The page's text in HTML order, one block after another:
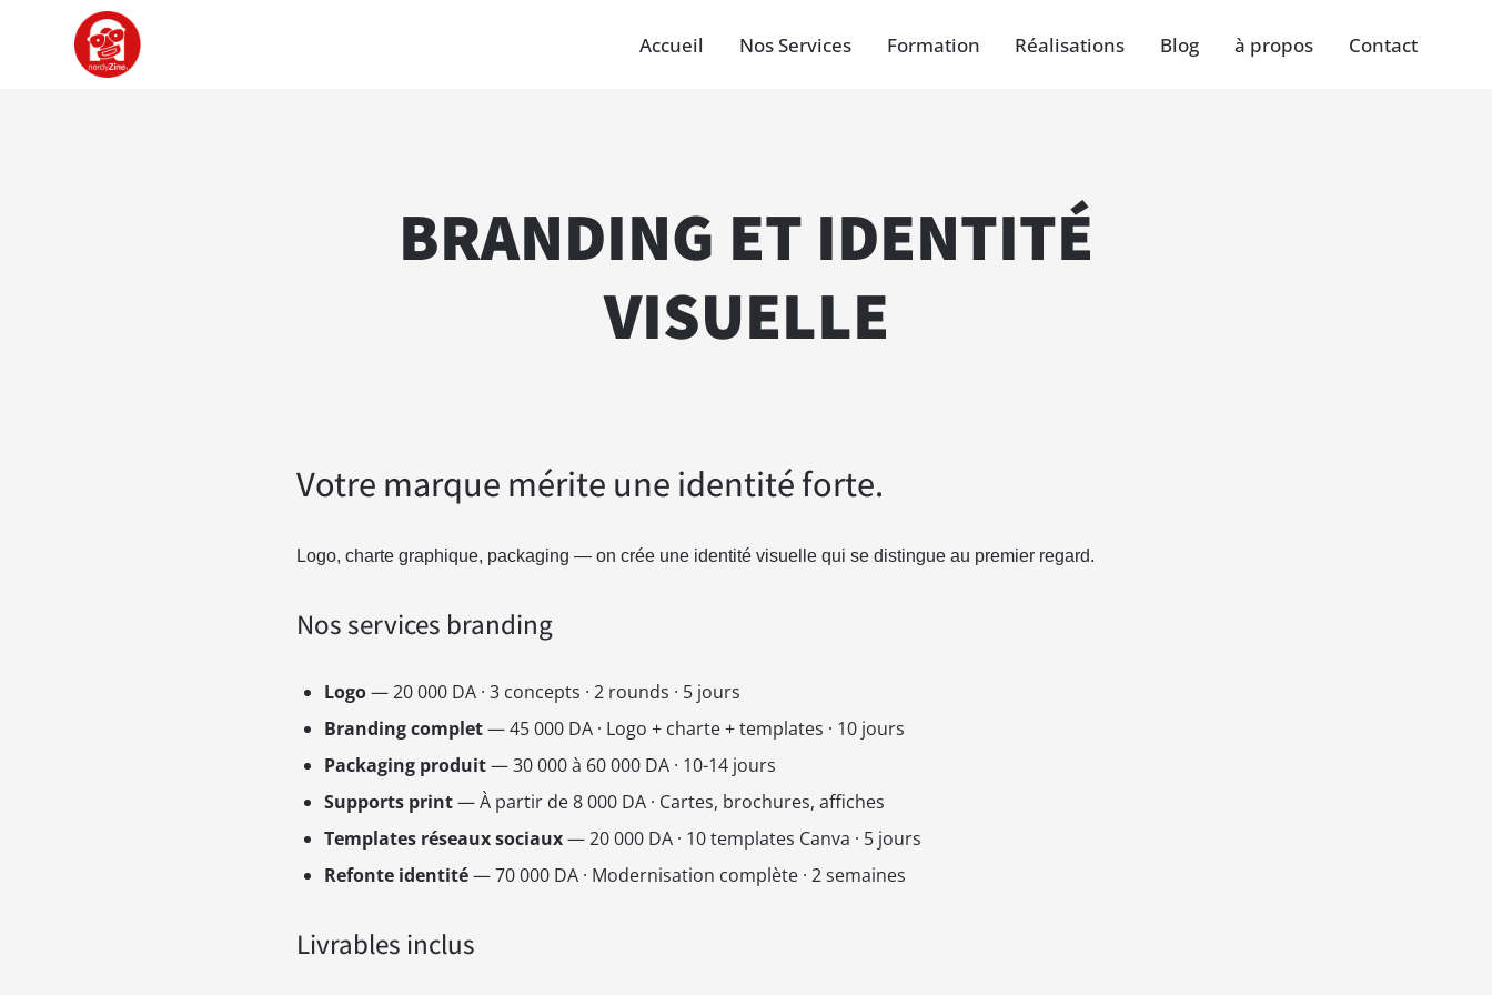
Accueil Nos Services Formation Réalisations Blog à propos Contact
BRANDING ET IDENTITÉ
VISUELLE
Votre marque mérite une identité forte.
Logo, charte graphique, packaging — on crée une identité visuelle qui se distingue au premier regard.
Nos services branding
Logo— 20 000 DA · 3 concepts · 2 rounds · 5 jours
Branding complet— 45 000 DA · Logo + charte + templates · 10 jours
Packaging produit— 30 000 à 60 000 DA · 10-14 jours
Supports print— À partir de 8 000 DA · Cartes, brochures, affiches
Templates réseaux sociaux— 20 000 DA · 10 templates Canva · 5 jours
Refonte identité— 70 000 DA · Modernisation complète · 2 semaines
Livrables inclus